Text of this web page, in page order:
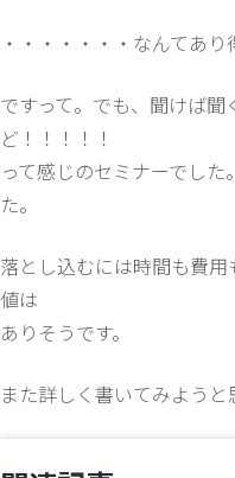
・・・・・・・なんてあり
ですって。でも、聞けば
ど！！！！！
って感じのセミナーでし
た。
落とし込むには時間も費
値は
ありそうです。
また詳しく書いてみようと